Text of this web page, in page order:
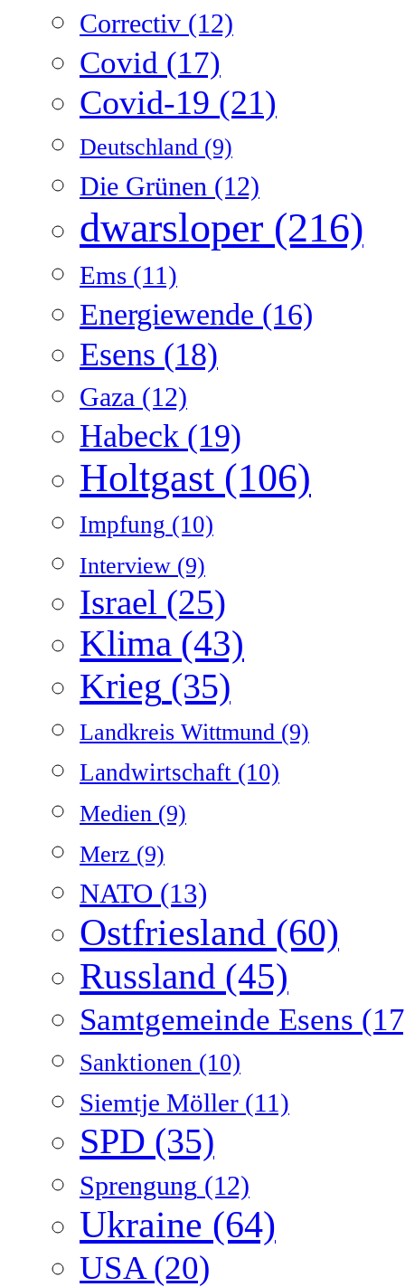
Correctiv (12)
Covid (17)
Covid-19 (21)
Deutschland (9)
Die Grünen (12)
dwarsloper (216)
Ems (11)
Energiewende (16)
Esens (18)
Gaza (12)
Habeck (19)
Holtgast (106)
Impfung (10)
Interview (9)
Israel (25)
Klima (43)
Krieg (35)
Landkreis Wittmund (9)
Landwirtschaft (10)
Medien (9)
Merz (9)
NATO (13)
Ostfriesland (60)
Russland (45)
Samtgemeinde Esens
Sanktionen (10)
Siemtje Möller (11)
SPD (35)
Sprengung (12)
Ukraine (64)
USA(20)